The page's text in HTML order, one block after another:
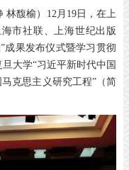
林馥榆） 12月 19日，在上
市社联、上海世纪出版
”成果发布仪式暨学习贯彻
旦大学“习近平新时代中国
克思主义研究工程”（简